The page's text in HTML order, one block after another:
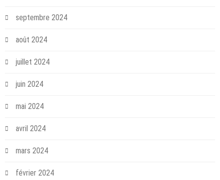
septembre 2024
août 2024
juillet 2024
juin 2024
mai 2024
avril 2024
mars 2024
février 2024